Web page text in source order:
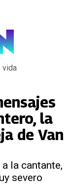
vida
la
de Van
la cantante,
severo